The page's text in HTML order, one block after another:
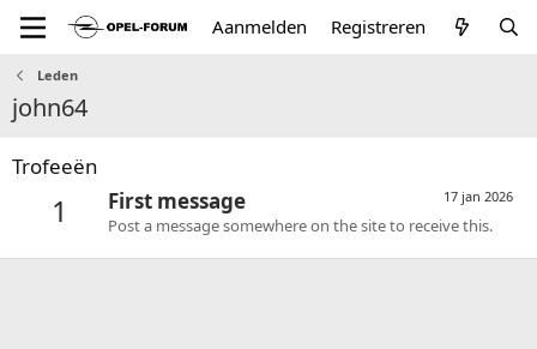
Aanmelden Registreren
Leden
john64
Trofeeën
1 17 jan 2026
First message
Post a message somewhere on the site to receive this.